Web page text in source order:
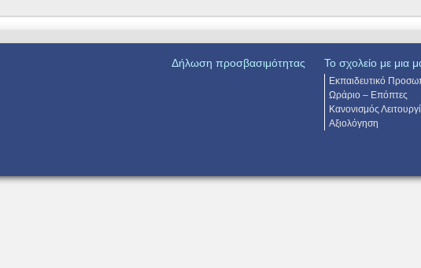
Δήλωση προσβασιμότητας Το σχολείο με μια
Εκπαιδευτικό
Ωράριο – Επόπτες
Κανονισμός
Αξιολόγηση